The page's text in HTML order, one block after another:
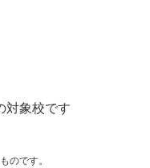
対象校です
のです。